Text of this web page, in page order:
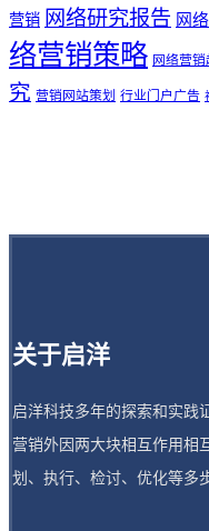
营销 网络研究报告 网
络营销策略 网络营
究 营销网站策划 行业门户广告
关于启洋
启洋科技多年的探索和实践
营销外因两大块相互作用相
划、执行、检讨、优化等多